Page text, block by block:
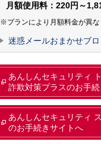
月額使用料： 220円～
※プランにより月額料金が異な
迷惑メールおまかせブ
あんしんセキュリティ
詐欺対策プラスのお手
あんしんセキュリティ
のお手続きサイトへ